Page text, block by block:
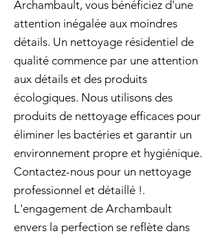
Archambault, vous bénéficiez d'une
attention inégalée aux moindres
détails. Un nettoyage résidentiel de
qualité commence par une attention
aux détails et des produits
écologiques. Nous utilisons des
produits de nettoyage efficaces pour
éliminer les bactéries et garantir un
environnement propre et hygiénique.
Contactez-nous pour un nettoyage
professionnel et détaillé !.
L'engagement de Archambault
envers la perfection se reflète dans